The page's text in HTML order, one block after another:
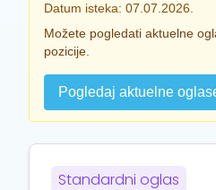
Datum isteka: 07.07.2026.
Možete pogledati aktuelne
pozicije.
Pogledaj aktuelne
Standardni oglas